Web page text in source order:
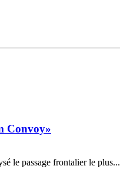
Convoy»
le passage frontalier le plus...